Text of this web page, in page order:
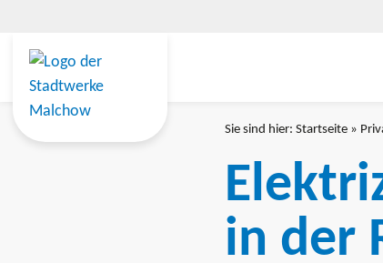
content
Sie sind hier: Startseite»
in der